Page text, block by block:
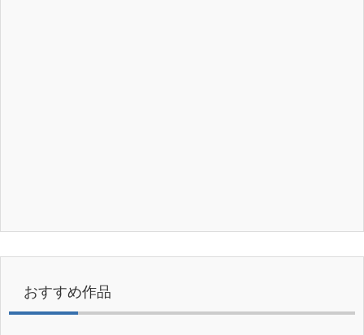
おすすめ作品